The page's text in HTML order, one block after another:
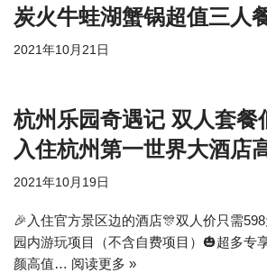
炭火牛蛙湖蟹锅超值三人
2021年10月21日
杭州乐园奇遇记 双人套餐
入住杭州第一世界大酒店
2021年10月19日
⁣⁣🎉入住官方景区边的酒店🎊双人价只需
园内游玩项目（不含自费项目）⁣⁣⁣🎃超多专
颜高‬值… 阅读更多 »